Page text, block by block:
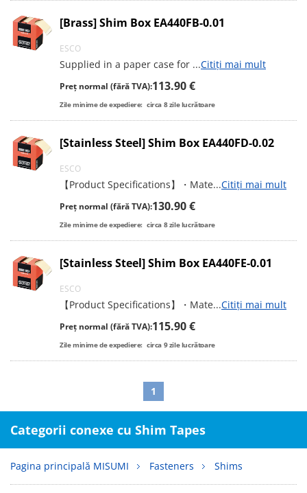
[Brass] Shim Box EA440FB-0.01
ESCO
Supplied in a paper case for ...Citiți mai mult
Preț normal (fără TVA):113.90 €
Zile minime de expediere: circa 8zile lucrătoare
[Stainless Steel] Shim Box EA440FD-0.02
ESCO
【Product Specifications】・Mate...Citiți mai mult
Preț normal (fără TVA):130.90 €
Zile minime de expediere: circa 8zile lucrătoare
[Stainless Steel] Shim Box EA440FE-0.01
ESCO
【Product Specifications】・Mate...Citiți mai mult
Preț normal (fără TVA):115.90 €
Zile minime de expediere: circa 9zile lucrătoare
1
Categorii conexe cu Shim Tapes
Pagina principală MISUMI Fasteners Shims